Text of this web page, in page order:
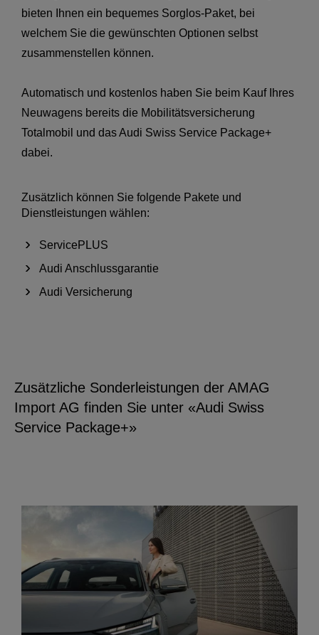
bieten Ihnen ein bequemes Sorglos-Paket, bei
welchem Sie die gewünschten Optionen selbst
zusammenstellen können.
Automatisch und kostenlos haben Sie beim Kauf Ihres
Neuwagens bereits die Mobilitätsversicherung
Totalmobil und das Audi Swiss Service Package+
dabei.
Zusätzlich können Sie folgende Pakete und
Dienstleistungen wählen:
ServicePLUS
Audi Anschlussgarantie
Audi Versicherung
Zusätzliche Sonderleistungen der AMAG
Import AG finden Sie unter «Audi Swiss
Service Package+»